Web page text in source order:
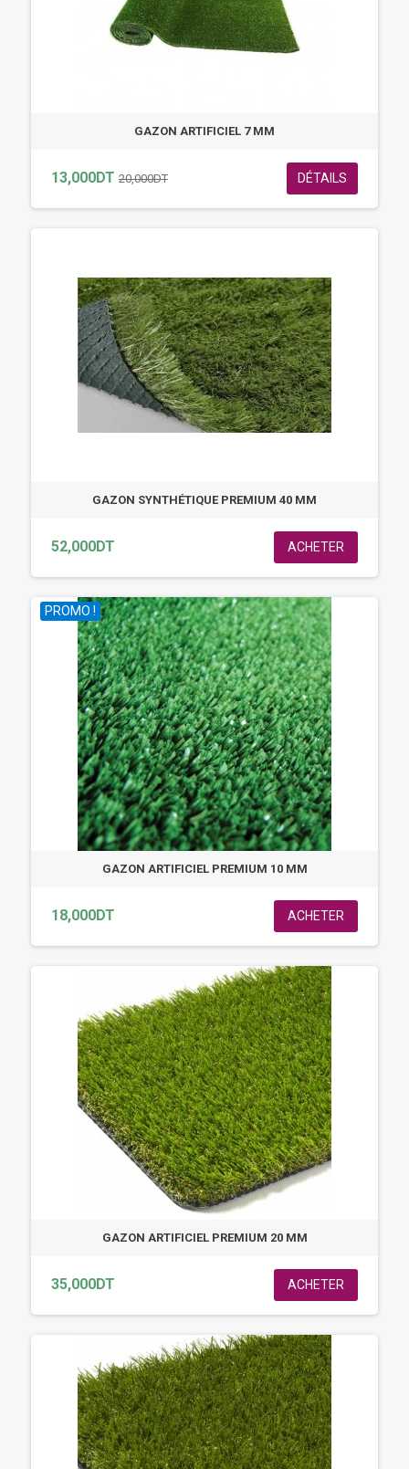
GAZON ARTIFICIEL 7 MM
13,000DT 20,000DT DÉTAILS
GAZON SYNTHÉTIQUE PREMIUM 40 MM
52,000DT ACHETER
PROMO !
GAZON ARTIFICIEL PREMIUM 10 MM
18,000DT ACHETER
GAZON ARTIFICIEL PREMIUM 20 MM
35,000DT ACHETER